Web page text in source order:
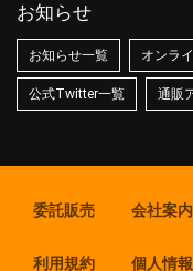
お知らせ
お知らせ一覧 オンラ
公式Twitter一覧 通販
委託販売 会社案内
利用規約 個人情